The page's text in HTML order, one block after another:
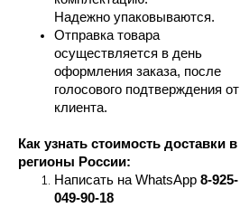
Надежно упаковываются.
Отправка товара
осуществляется в день
оформления заказа, после
голосового подтверждения от
клиента.
Как узнать стоимость доставки в
регионы России:
Написать на WhatsApp 8-925-
049-90-18